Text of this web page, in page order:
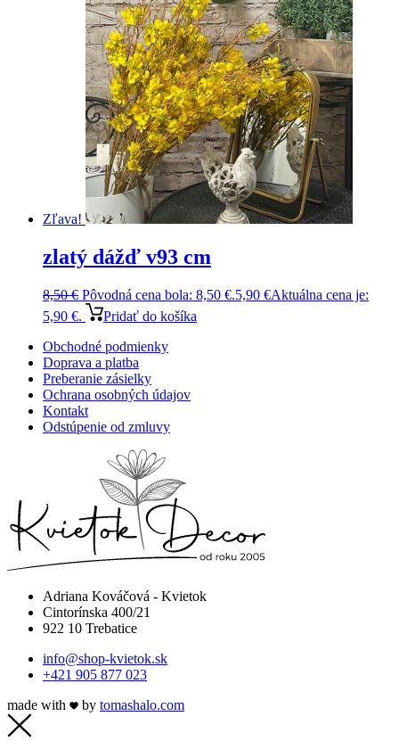
Zľava!
zlatý dážď v93 cm
8,50€ Pôvodná cena bola: 8,50 €.5,90 €Aktuálna cena je:
5,90 €.
Pridať do košíka
Obchodné podmienky
Doprava a platba
Preberanie zásielky
Ochrana osobných údajov
Kontakt
Odstúpenie od zmluvy
Adriana Kováčová - Kvietok
Cintorínska 400/21
922 10 Trebatice
info@shop-kvietok.sk
+421 905 877 023
made with
by tomashalo.com